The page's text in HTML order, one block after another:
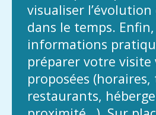
visualiser l’évolution
dans le temps.
informations
préparer votre visite
proposées
restaurants,